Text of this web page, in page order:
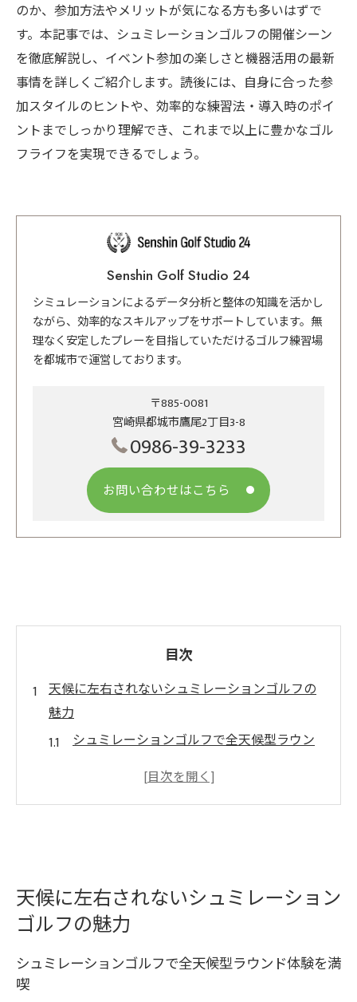
のか、参加方法やメリットが気になる方も多いはずで
す。本記事では、シュミレーションゴルフの開催シーン
を徹底解説し、イベント参加の楽しさと機器活用の最新
事情を詳しくご紹介します。読後には、自身に合った参
加スタイルのヒントや、効率的な練習法・導入時のポイ
ントまでしっかり理解でき、これまで以上に豊かなゴル
フライフを実現できるでしょう。
Senshin Golf Studio 24
シミュレーションによるデータ分析と整体の知識を活かし
ながら、効率的なスキルアップをサポートしています。無
理なく安定したプレーを目指していただけるゴルフ練習場
を都城市で運営しております。
〒885-0081
宮崎県都城市鷹尾2丁目3-8
0986-39-3233
お問い合わせはこちら
目次
天候に左右されないシュミレーションゴルフの
魅力
シュミレーションゴルフで全天候型ラウン
インドアでのシュミレーションゴルフ活用
術を紹介
を実現
天候に左右されないシュミレーション
ゴルフの魅力
シュミレーションゴルフで全天候型ラウンド体験を満
喫